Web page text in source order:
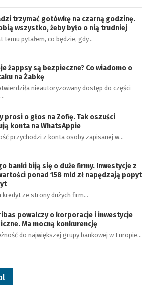
trzymać gotówkę na czarną godzinę.
wszystko, żeby było o nią trudniej
temu pytałem, co będzie, gdy…
żappsy są bezpieczne? Co wiadomo o
na Żabkę
nieautoryzowany dostęp do części
prosi o głos na Zofię. Tak oszuści
konta na WhatsAppie
przychodzi z konta osoby zapisanej w…
banki biją się o duże firmy. Inwestycje z
ponad 158 mld zł napędzają popyt
kredyt ze strony dużych firm…
powalczy o korporacje i inwestycje
Ma mocną konkurencję
do największej grupy bankowej w Europie…